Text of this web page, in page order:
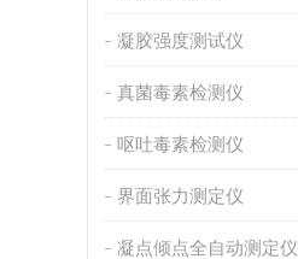
凝胶强度测试仪
真菌毒素检测仪
呕吐毒素检测仪
界面张力测定仪
凝点倾点全自动测定仪